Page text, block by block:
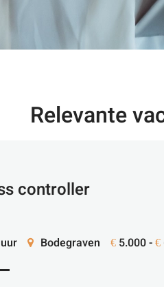
Relevante
controller
Bodegraven € 5.000 - €